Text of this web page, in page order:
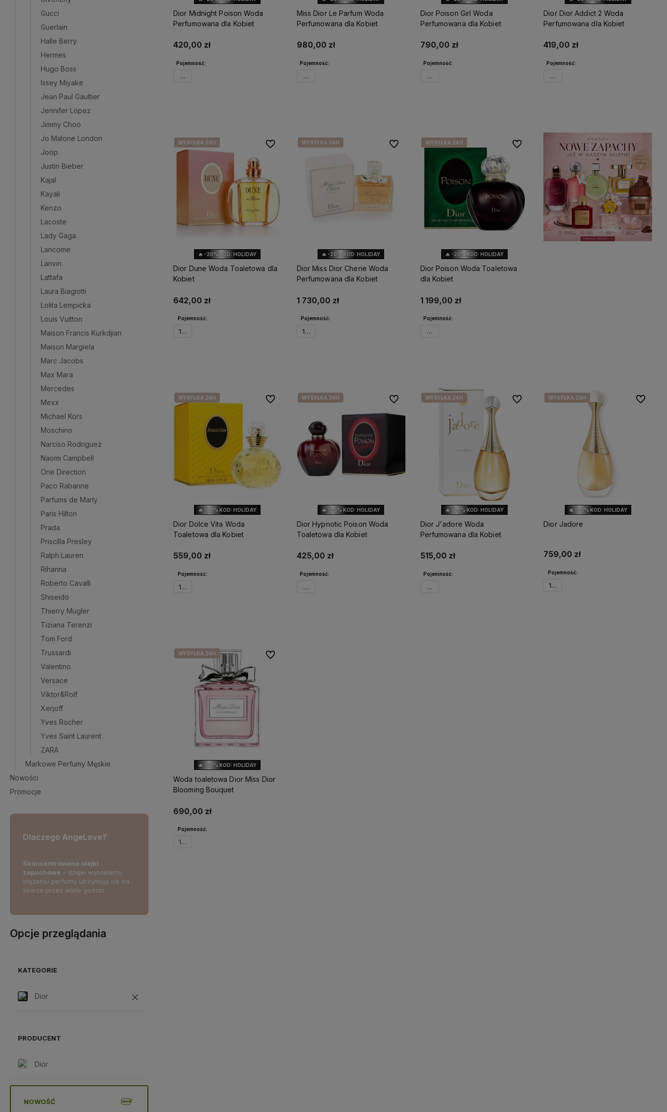
Gucci
Guerlain
Halle Berry
Hermes
Hugo Boss
Issey Miyake
Jean Paul Gaultier
Jennifer Lopez
Jimmy Choo
Jo Malone London
Joop
Justin Bieber
Kajal
Kayali
Kenzo
Lacoste
Lady Gaga
Lancome
Lanvin
Lattafa
Laura Biagiotti
Lolita Lempicka
Louis Vuitton
Maison Francis Kurkdjian
Maison Margiela
Marc Jacobs
Max Mara
Mercedes
Mexx
Michael Kors
Moschino
Narciso Rodriguez
Naomi Campbell
One Direction
Paco Rabanne
Parfums de Marly
Paris Hilton
Prada
Priscilla Presley
Ralph Lauren
Rihanna
Roberto Cavalli
Shiseido
Thierry Mugler
Tiziana Terenzi
Tom Ford
Trussardi
Valentino
Versace
Viktor&Rolf
Xerjoff
Yves Rocher
Yves Saint Laurent
ZARA
Markowe Perfumy Męskie
Nowości
Promocje
Dlaczego AngeLove?
Skoncentrowane olejki
zapachowe – dzięki wysokiemu
stężeniu perfumy utrzymują się na
skórze przez wiele godzin.
Opcje przeglądania
KATEGORIE
Dior
PRODUCENT
Dior
NOWOŚĆ
Dior Midnight Poison Woda
Perfumowana dla Kobiet
420,00 zł
Pojemność:
30ml
Miss Dior Le Parfum Woda
Perfumowana dla Kobiet
980,00 zł
Pojemność:
50ml
Dior Poison Girl Woda
Perfumowana dla Kobiet
790,00 zł
Pojemność:
50ml
Dior Dior Addict 2 Woda
Perfumowana dla Kobiet
419,00 zł
Pojemność:
50ml
🔥 -20% KOD: HOLIDAY
WYSYŁKA 24H
WYSYŁKA 24H
WYSYŁKA 24H
WYSYŁKA 24H
Dior Dune Woda Toaletowa dla
Kobiet
642,00 zł
Pojemność:
100ml
Do ulubionych
🔥 -20% KOD: HOLIDAY
WYSYŁKA 24H
WYSYŁKA 24H
WYSYŁKA 24H
WYSYŁKA 24H
Dior Miss Dior Cherie Woda
Perfumowana dla Kobiet
1 730,00 zł
Pojemność:
100ml
Do ulubionych
🔥 -20% KOD: HOLIDAY
WYSYŁKA 24H
WYSYŁKA 24H
WYSYŁKA 24H
WYSYŁKA 24H
Dior Poison Woda Toaletowa
dla Kobiet
1 199,00 zł
Pojemność:
30ml
Do ulubionych
🔥 -20% KOD: HOLIDAY
WYSYŁKA 24H
Dior Dolce Vita Woda
Toaletowa dla Kobiet
559,00 zł
Pojemność:
100ml
Do ulubionych
🔥 -20% KOD: HOLIDAY
WYSYŁKA 24H
Dior Hypnotic Poison Woda
Toaletowa dla Kobiet
425,00 zł
Pojemność:
50ml
Do ulubionych
🔥 -20% KOD: HOLIDAY
WYSYŁKA 24H
Dior J'adore Woda
Perfumowana dla Kobiet
515,00 zł
Pojemność:
50ml
Do ulubionych
🔥 -20% KOD: HOLIDAY
WYSYŁKA 24H
Dior Jadore
759,00 zł
Pojemność:
100ml
Do
🔥 -20% KOD: HOLIDAY
WYSYŁKA 24H
Woda toaletowa Dior Miss Dior
Blooming Bouquet
690,00 zł
Pojemność:
100ml
Do ulubionych